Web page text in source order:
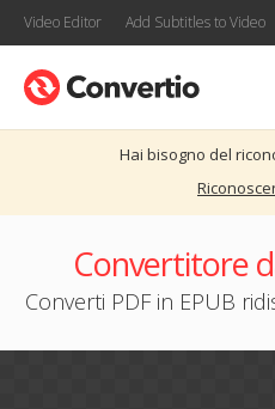
Video Editor Add Subtitles to Video
Hai bisogno del
Convertitore
Converti PDF in EPUB